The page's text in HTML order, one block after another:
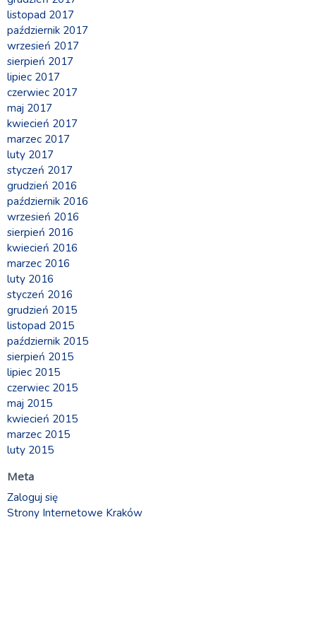
listopad 2017
październik 2017
wrzesień 2017
sierpień 2017
lipiec 2017
czerwiec 2017
maj 2017
kwiecień 2017
marzec 2017
luty 2017
styczeń 2017
grudzień 2016
październik 2016
wrzesień 2016
sierpień 2016
kwiecień 2016
marzec 2016
luty 2016
styczeń 2016
grudzień 2015
listopad 2015
październik 2015
sierpień 2015
lipiec 2015
czerwiec 2015
maj 2015
kwiecień 2015
marzec 2015
luty 2015
Meta
Zaloguj się
Strony Internetowe Kraków